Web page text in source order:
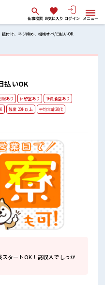
仕事検索 お気に入り ログイン メニュー
組付け、ネジ締め、機械オペ/日払いOK
払いOK
服あり 休憩室あり
社員食堂あり
残業 20H以上
平均年齢20代
スタートOK！高収入でしっか